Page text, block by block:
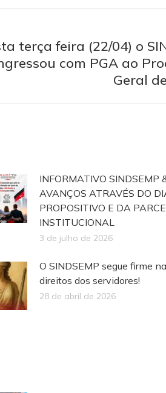
terça feira (22/04) o
com PGA ao
Geral
INFORMATIVO SINDSEMP
AVANÇOS ATRAVÉS DO
PROPOSITIVO E DA
INSTITUCIONAL
3 de julho de 2026
O SINDSEMP segue firme
direitos dos servidores!
28 de abril de 2026